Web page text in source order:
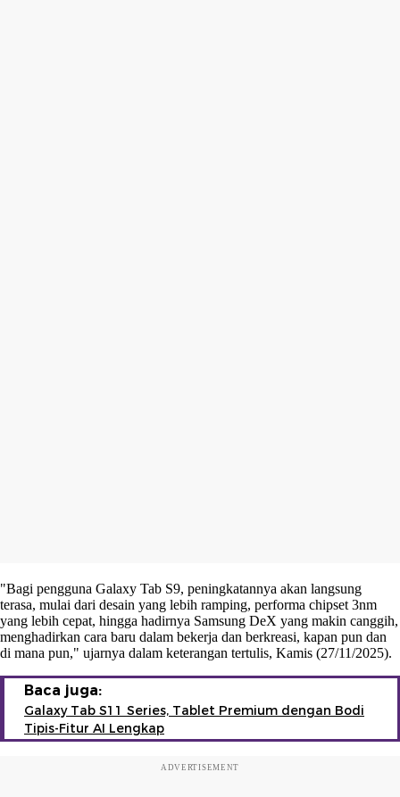
"Bagi pengguna Galaxy Tab S9, peningkatannya akan langsung
terasa, mulai dari desain yang lebih ramping, performa chipset 3nm
yang lebih cepat, hingga hadirnya Samsung DeX yang makin canggih,
menghadirkan cara baru dalam bekerja dan berkreasi, kapan pun dan
di mana pun," ujarnya dalam keterangan tertulis, Kamis (27/11/2025).
Baca juga:
Galaxy Tab S11 Series, Tablet Premium dengan Bodi
Tipis-Fitur AI Lengkap
ADVERTISEMENT